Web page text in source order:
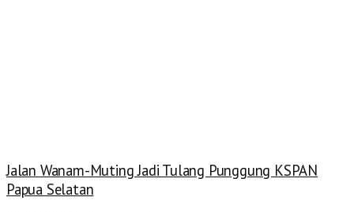
Jalan Wanam-Muting Jadi Tulang Punggung KSPAN
Papua Selatan